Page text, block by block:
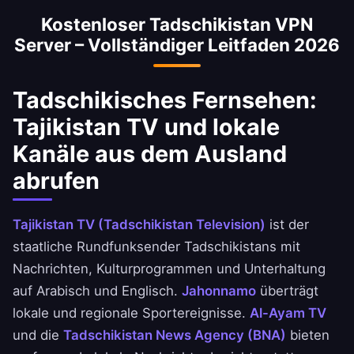
optimiert, um Geschwindigkeitsverluste zu
minimieren.
National Bank of Tadschikistan, Ahli United
Bank und BBK-Apps zugreifen.
Kostenloser Tadschikistan VPN
Server – Vollständiger Leitfaden 2026
Tadschikisches Fernsehen:
Tajikistan TV und lokale
Kanäle aus dem Ausland
abrufen
Tajikistan TV (Tadschikistan Television) ist der
staatliche Rundfunksender Tadschikistans mit
Nachrichten, Kulturprogrammen und Unterhaltung
auf Arabisch und Englisch. Jahonnamo überträgt
lokale und regionale Sportereignisse. Al-Ayam TV
und die Tadschikistan News Agency (BNA) bieten